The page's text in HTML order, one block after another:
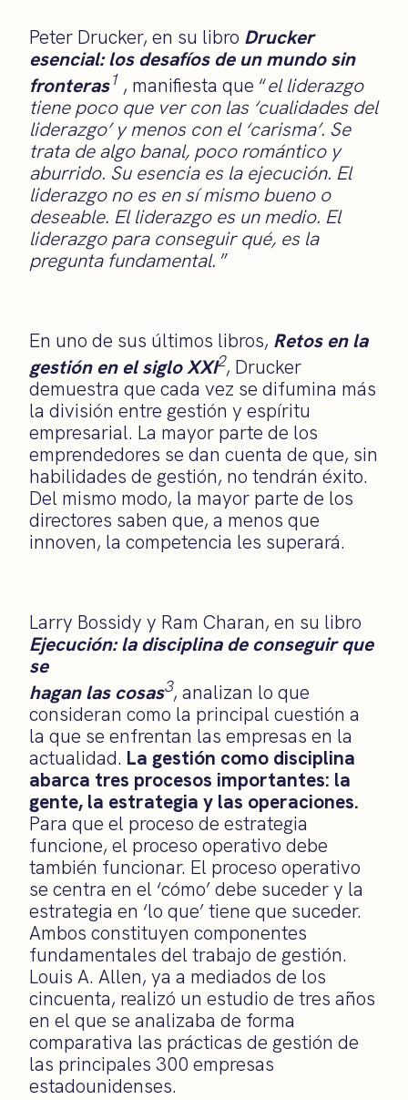
Peter Drucker, en su libro Drucker
esencial: los desafíos de un mundo sin
fronteras1 , manifiesta que “el liderazgo
tiene poco que ver con las ‘cualidades del
liderazgo’ y menos con el ‘carisma’. Se
trata de algo banal, poco romántico y
aburrido. Su esencia es la ejecución. El
liderazgo no es en sí mismo bueno o
deseable. El liderazgo es un medio. El
liderazgo para conseguir qué, es la
pregunta fundamental. ”
En uno de sus últimos libros, Retos en la
gestiónen el siglo XXI2, Drucker
demuestra que cada vez se difumina más
la división entre gestión y espíritu
empresarial. La mayor parte de los
emprendedores se dan cuenta de que, sin
habilidades de gestión, no tendrán éxito.
Del mismo modo, la mayor parte de los
directores saben que, a menos que
innoven, la competencia les superará.
Larry Bossidy y Ram Charan, en su libro
Ejecución: la disciplina de conseguir que
se
hagan las cosas3, analizan lo que
consideran como la principal cuestión a
la que se enfrentan las empresas en la
actualidad. La gestión como disciplina
abarca tres procesos importantes: la
gente, la estrategia y las operaciones.
Para que el proceso de estrategia
funcione, el proceso operativo debe
también funcionar. El proceso operativo
se centra en el ‘cómo’ debe suceder y la
estrategia en ‘lo que’ tiene que suceder.
Ambos constituyen componentes
fundamentales del trabajo de gestión.
Louis A. Allen, ya a mediados de los
cincuenta, realizó un estudio de tres años
en el que se analizaba de forma
comparativa las prácticas de gestión de
las principales 300 empresas
estadounidenses.